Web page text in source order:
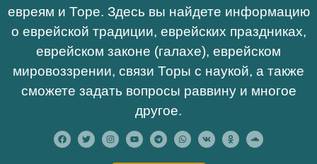
евреям и Торе. Здесь вы найдете информацию
о еврейской традиции, еврейских праздниках,
еврейском законе (галахе), еврейском
мировоззрении, связи Торы с наукой, а также
сможете задать вопросы раввину и многое
другое.